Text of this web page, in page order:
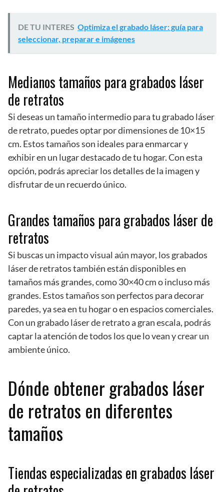
DE TU INTERES Optimiza el grabado láser: guía para
seleccionar, preparar e imágenes
Medianos tamaños para grabados láser
de retratos
Si deseas un tamaño intermedio para tu grabado láser
de retrato, puedes optar por dimensiones de 10×15
cm. Estos tamaños son ideales para enmarcar y
exhibir en un lugar destacado de tu hogar. Con esta
opción, podrás apreciar los detalles de la imagen y
disfrutar de un recuerdo único.
Grandes tamaños para grabados láser de
retratos
Si buscas un impacto visual aún mayor, los grabados
láser de retratos también están disponibles en
tamaños más grandes, como 30×40 cm o incluso más
grandes. Estos tamaños son perfectos para decorar
paredes, ya sea en tu hogar o en espacios comerciales.
Con un grabado láser de retrato a gran escala, podrás
captar la atención de todos los que lo vean y crear un
ambiente único.
Dónde obtener grabados láser
de retratos en diferentes
tamaños
Tiendas especializadas en grabados láser